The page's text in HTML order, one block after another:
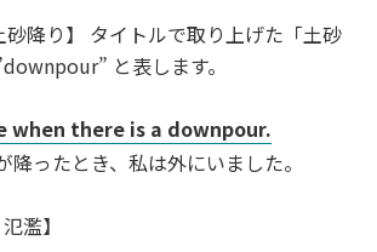
降り】 タイトルで取り上げた「土砂
と表します。
when there is a downpour.
降ったとき、私は外にいました。
濫】